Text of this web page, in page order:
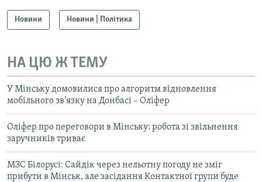
Усі сайти RFE/RL
Новини Новини | Політика
НА ЦЮ Ж ТЕМУ
У Мінську домовилися про алгоритм відновлення
мобільного зв’язку на Донбасі – Оліфер
Оліфер про переговори в Мінську: робота зі звільнення
заручників триває
МЗС Білорусі: Сайдік через нельотну погоду не зміг
прибути в Мінськ, але засідання Контактної групи буде